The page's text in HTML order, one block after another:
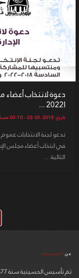
2022l ...
تاريخ: 2018-05-22 - 03:10 مساءً - قراءات: 3086
تدعو لجنة الانتخابات
التالية: ...
عن الحسينية
تم تأسيس الحسينية سنة 1877م